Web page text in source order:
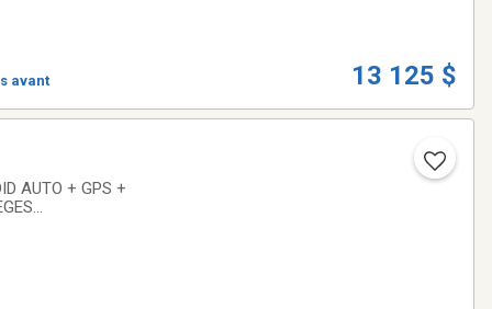
avant
13 125 $
AUTO + GPS +